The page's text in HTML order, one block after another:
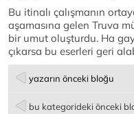
Bu itinalı çalışmanın
aşamasına gelen Truva
bir umut oluşturdu. Ha
çıkarsa bu eserleri geri
yazarın önceki bloğu
bu kategorideki önceki